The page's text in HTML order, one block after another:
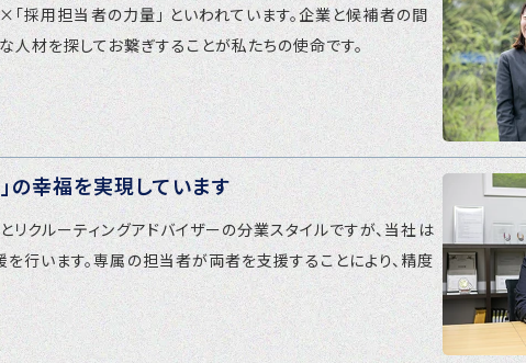
「採用担当者の力量」 といわれています。企業と候補者の間
材を探してお繋ぎすることが私たちの使命です。
の幸福を実現しています
リクルーティングアドバイザーの分業スタイルですが、当社は
行います。専属の担当者が両者を支援することにより、精度